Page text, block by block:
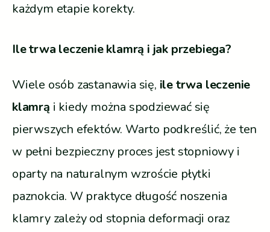
każdym etapie korekty.
Ile trwa leczenie klamrą i jak przebiega?
Wiele osób zastanawia się, ile trwa leczenie
klamrą i kiedy można spodziewać się
pierwszych efektów. Warto podkreślić, że ten
w pełni bezpieczny proces jest stopniowy i
oparty na naturalnym wzroście płytki
paznokcia. W praktyce długość noszenia
klamry zależy od stopnia deformacji oraz